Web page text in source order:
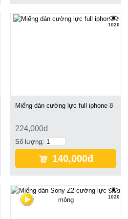
1020
Miếng dán cường lực full iphone 8
224,000đ
Số lượng:
140,000đ
1020